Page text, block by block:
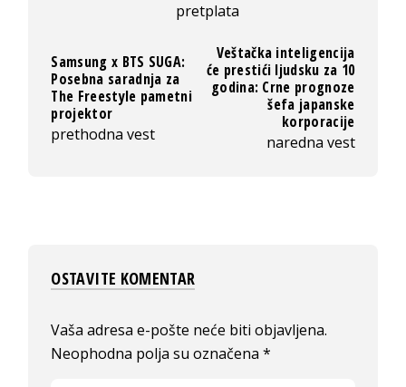
pretplata
Samsung x BTS SUGA:
Posebna saradnja za
The Freestyle pametni
projektor
prethodna vest
Veštačka inteligencija
će prestići ljudsku za 10
godina: Crne prognoze
šefa japanske
korporacije
naredna vest
OSTAVITE KOMENTAR
Vaša adresa e-pošte neće biti objavljena.
Neophodna polja su označena*